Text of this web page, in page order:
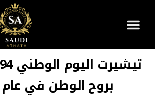
بروح الوطن في عام